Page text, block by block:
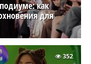
как
для
352